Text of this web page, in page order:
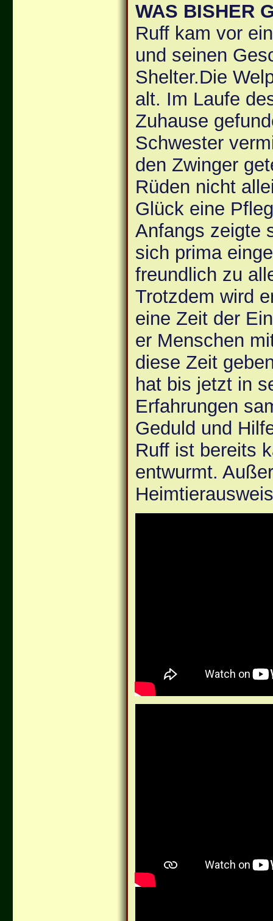
WAS BISHER
Ruff kam vor
und seinen
Shelter.Die
alt. Im Laufe
Zuhause
Schwester
den Zwinger
Rüden nicht
Glück eine
Anfangs zeigte
sich prima
freundlich zu
Trotzdem wird
eine Zeit der
er Menschen
diese Zeit
hat bis jetzt in
Erfahrungen
Geduld und
Ruff ist bereits
entwurmt.